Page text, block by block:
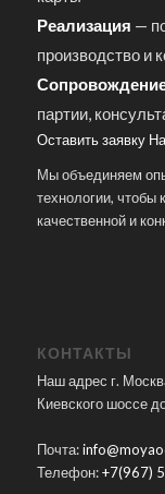
Реализация —
производство и
партии,
Оставить заявку
Мы объединяем
технологии, чтобы
качественной и
КОНТАКТЫ
Наш адрес г.
Киевского шоссе
Почта:
Телефон:+7(967)